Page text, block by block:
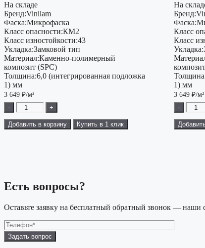
На складе
Бренд:Vinilam
Фаска:Микрофаска
Класс опасности:КМ2
Класс изностойкости:43
Укладка:Замковой тип
Материал:Каменно-полимерный
композит (SPC)
Толщина:6,0 (интегрированная подложка
1) мм
3 649 ₽/м²
-
+
Добавить в корзину Купить в 1 клик
На
Бренд:
Фаска:
Класс
Класс
Укладка:
1) мм
3 649₽/м²
-
Есть вопросы?
Оставьте заявку на бесплатный обратный звонок —
Оставьте
это